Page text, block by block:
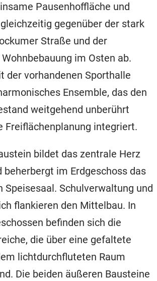
Pausenhoffläche und
gegenüber der stark
Straße und der
im Osten ab.
der vorhandenen Sporthalle
Ensemble, das den
weitgehend unberührt
Freiflächenplanung integriert.
bildet das zentrale Herz
beherbergt im Erdgeschoss das
Speisesaal. Schulverwaltung und
flankieren den Mittelbau. In
befinden sich die
die über eine gefaltete
lichtdurchfluteten Raum
Die beiden äußeren Bausteine